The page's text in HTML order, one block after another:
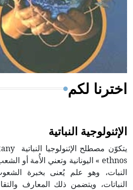
- هل تعلم أن المرجان إفراز حيواني
من مادة كربونات الكلسيوم، وهو
أجود أنواعه، ويمتاز بكبر الحجم
اخترنا لكم
الإثنولوجية النباتية
النبات، وهو علم يُعنى بخبرة
النباتات، ويتضمن ذلك المعارف